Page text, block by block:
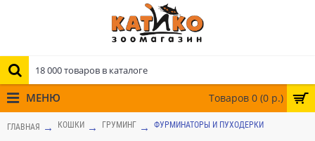
Товаров 0 (0 р.)
МЕНЮ
ГЛАВНАЯ КОШКИ ГРУМИНГ ФУРМИНАТОРЫ И ПУХОДЕРКИ